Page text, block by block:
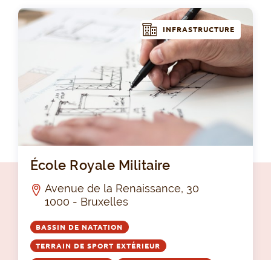
INFRASTRUCTURE
École Royale Militaire
Avenue de la Renaissance, 30
1000 - Bruxelles
BASSIN DE NATATION
TERRAIN DE SPORT EXTÉRIEUR